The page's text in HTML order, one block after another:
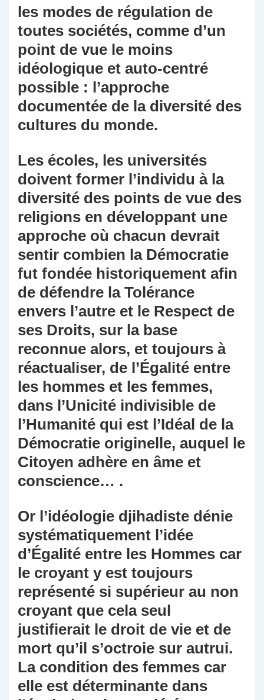
les modes de régulation de
toutes sociétés, comme d’un
point de vue le moins
idéologique et auto-centré
possible : l’approche
documentée de la diversité des
cultures du monde.
Les écoles, les universités
doivent former l’individu à la
diversité des points de vue des
religions en développant une
approche où chacun devrait
sentir combien la Démocratie
fut fondée historiquement afin
de défendre la Tolérance
envers l’autre et le Respect de
ses Droits, sur la base
reconnue alors, et toujours à
réactualiser, de l’Égalité entre
les hommes et les femmes,
dans l’Unicité indivisible de
l’Humanité qui est l’Idéal de la
Démocratie originelle, auquel le
Citoyen adhère en âme et
conscience… .
Or l’idéologie djihadiste dénie
systématiquement l’idée
d’Égalité entre les Hommes car
le croyant y est toujours
représenté si supérieur au non
croyant que cela seul
justifierait le droit de vie et de
mort qu’il s’octroie sur autrui.
La condition des femmes car
elle est déterminante dans